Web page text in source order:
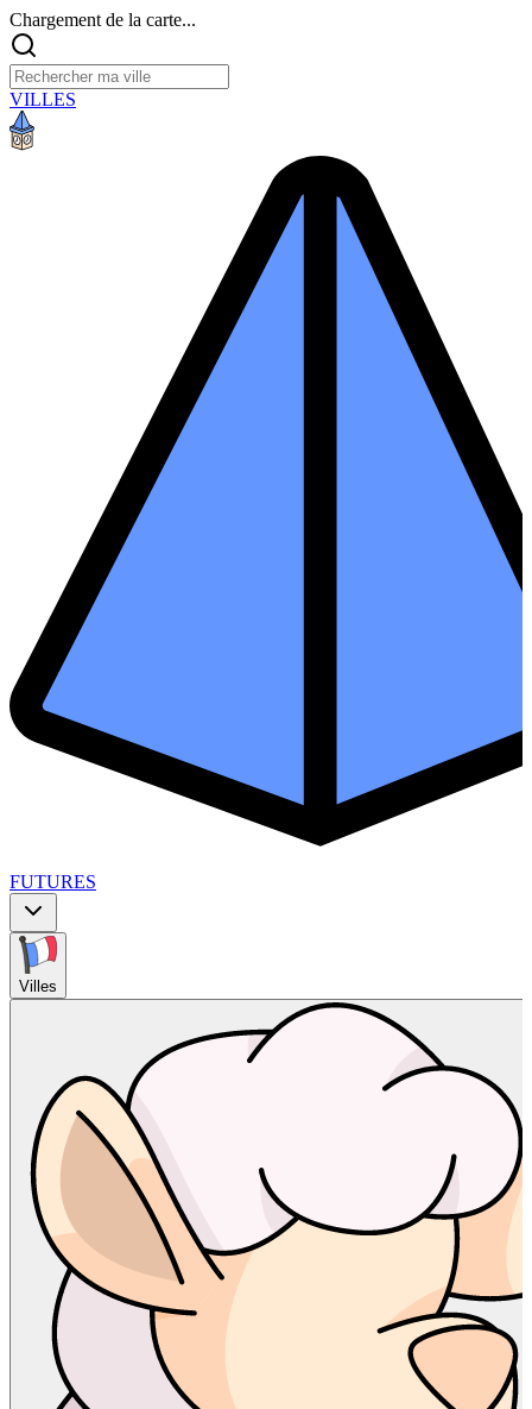
Chargement de la carte...
VILLES
FUTURES
Villes